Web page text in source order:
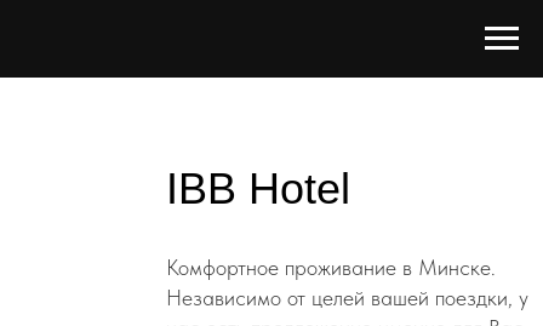
IBB Hotel
Комфортное проживание в Минске.
Независимо от целей вашей поездки, у